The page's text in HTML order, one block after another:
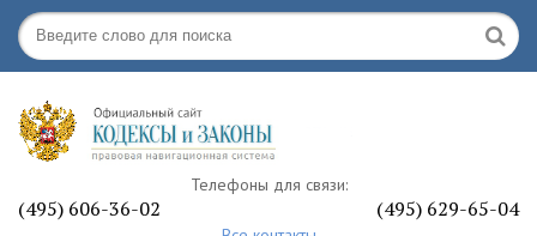
Телефоны для связи:
(495) 606-36-02 (495) 629-65-04